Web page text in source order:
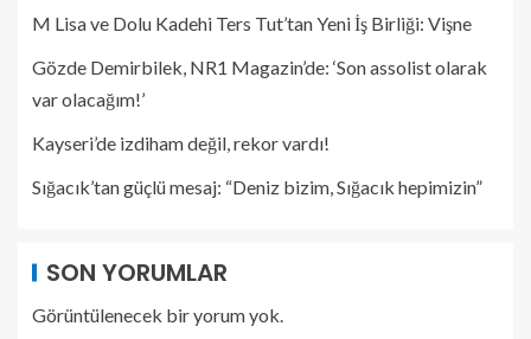
M Lisa ve Dolu Kadehi Ters Tut’tan Yeni İş Birliği: Vişne
Gözde Demirbilek, NR1 Magazin’de: ‘Son assolist olarak
var olacağım!’
Kayseri’de izdiham değil, rekor vardı!
Sığacık’tan güçlü mesaj: “Deniz bizim, Sığacık hepimizin”
SON YORUMLAR
Görüntülenecek bir yorum yok.